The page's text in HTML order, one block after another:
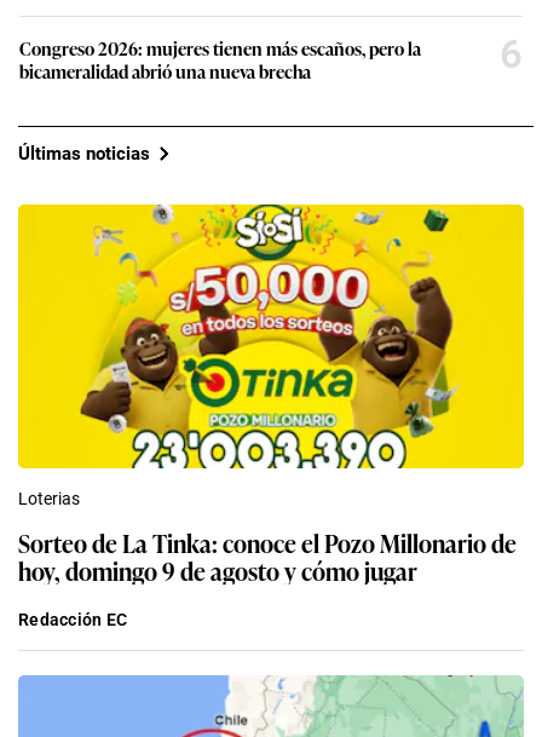
Congreso 2026: mujeres tienen más escaños, pero la
bicameralidad abrió una nueva brecha
6
Últimas noticias
Loterias
Sorteo de La Tinka: conoce el Pozo Millonario de
hoy, domingo 9 de agosto y cómo jugar
Redacción EC